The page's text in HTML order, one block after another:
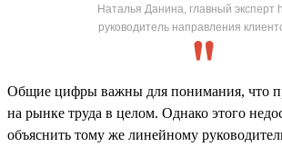
Наталья Данина, главный эксперт
руководитель направления
Общие цифры важны для понимания, что
на рынке труда в целом. Однако этого
объяснить тому же линейному